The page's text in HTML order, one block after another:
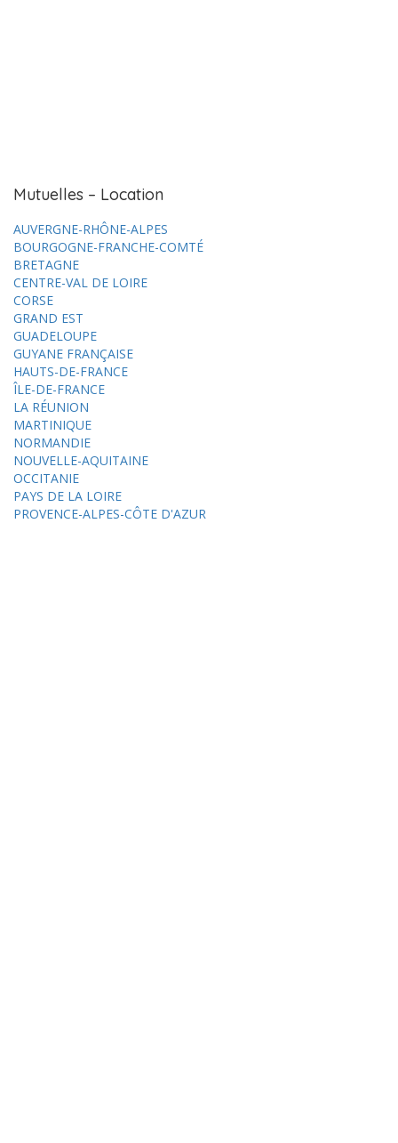
Mutuelles – Location
AUVERGNE-RHÔNE-ALPES
BOURGOGNE-FRANCHE-COMTÉ
BRETAGNE
CENTRE-VAL DE LOIRE
CORSE
GRAND EST
GUADELOUPE
GUYANE FRANÇAISE
HAUTS-DE-FRANCE
ÎLE-DE-FRANCE
LA RÉUNION
MARTINIQUE
NORMANDIE
NOUVELLE-AQUITAINE
OCCITANIE
PAYS DE LA LOIRE
PROVENCE-ALPES-CÔTE D'AZUR